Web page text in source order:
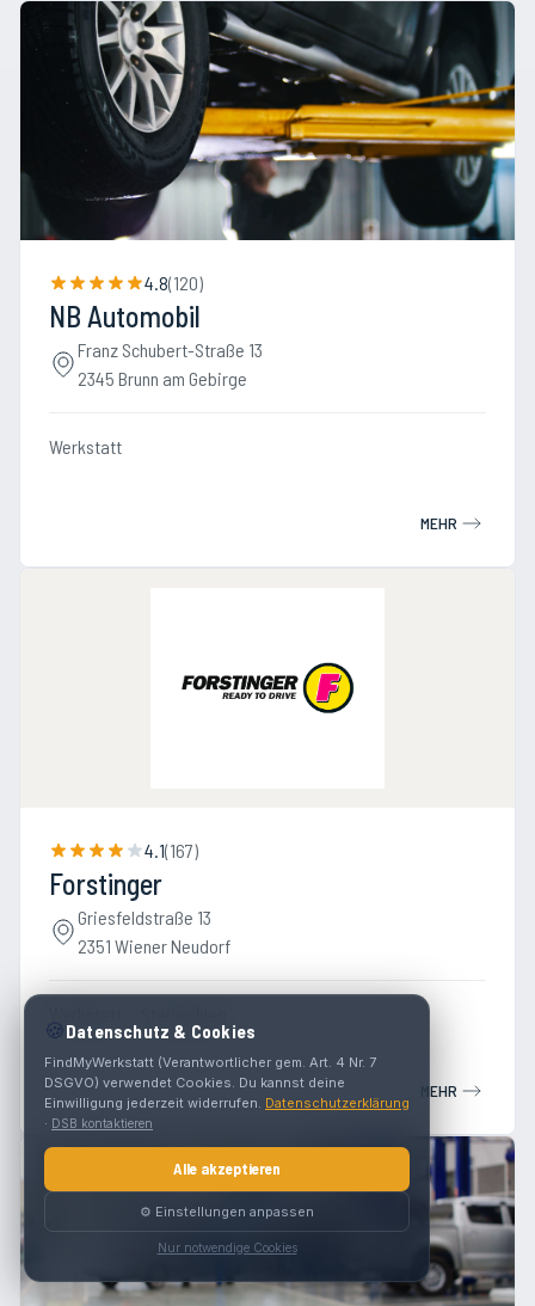
4.8(120)
NB Automobil
Franz Schubert-Straße 13
2345 Brunn am Gebirge
Werkstatt
MEHR
4.1(167)
Forstinger
Griesfeldstraße 13
2351 Wiener Neudorf
MEHR
🍪Datenschutz & Cookies
FindMyWerkstatt (Verantwortlicher gem. Art. 4 Nr. 7
DSGVO) verwendet Cookies. Du kannst deine
Einwilligung jederzeit widerrufen. Datenschutzerklärung
· DSB kontaktieren
Alle akzeptieren
⚙️ Einstellungen anpassen
Nur notwendige Cookies